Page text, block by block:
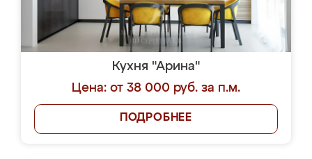
Кухня "Арина"
Цена: от 38 000 руб. за п.м.
ПОДРОБНЕЕ